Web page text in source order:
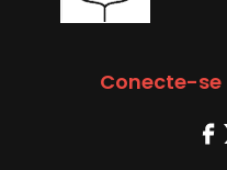
Conecte-se